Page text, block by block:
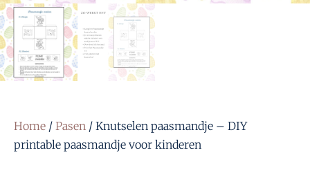
Home / Pasen / Knutselen paasmandje – DIY
printable paasmandje voor kinderen